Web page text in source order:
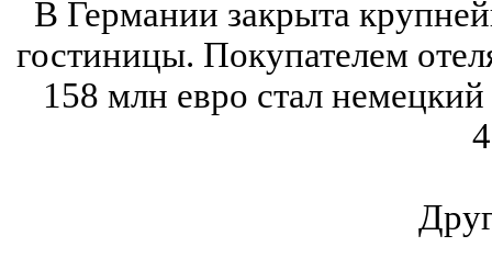
В Германии закрыта
гостиницы. Покупателем
158 млн евро стал